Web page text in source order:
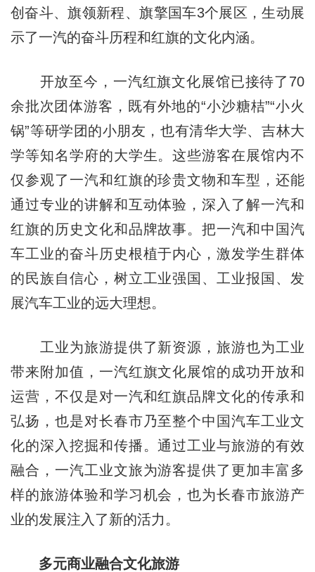
创奋斗、旗领新程、旗擎国车3个展区，生动展
示了一汽的奋斗历程和红旗的文化内涵。
开放至今，一汽红旗文化展馆已接待了70
余批次团体游客，既有外地的“小沙糖桔”“小火
锅”等研学团的小朋友，也有清华大学、吉林大
学等知名学府的大学生。这些游客在展馆内不
仅参观了一汽和红旗的珍贵文物和车型，还能
通过专业的讲解和互动体验，深入了解一汽和
红旗的历史文化和品牌故事。把一汽和中国汽
车工业的奋斗历史根植于内心，激发学生群体
的民族自信心，树立工业强国、工业报国、发
展汽车工业的远大理想。
工业为旅游提供了新资源，旅游也为工业
带来附加值，一汽红旗文化展馆的成功开放和
运营，不仅是对一汽和红旗品牌文化的传承和
弘扬，也是对长春市乃至整个中国汽车工业文
化的深入挖掘和传播。通过工业与旅游的有效
融合，一汽工业文旅为游客提供了更加丰富多
样的旅游体验和学习机会，也为长春市旅游产
业的发展注入了新的活力。
多元商业融合文化旅游